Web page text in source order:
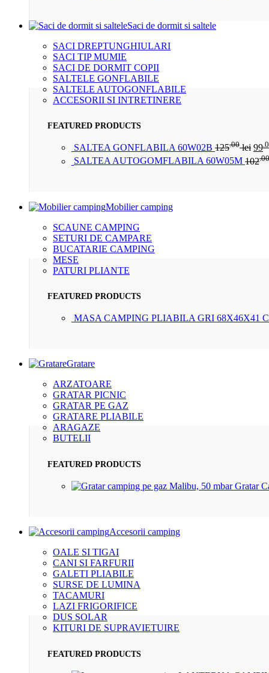
Saci de dormit si saltele
SACI DREPTUNGHIULARI
SACI TIP MUMIE
SACI DE DORMIT COPII
SALTELE GONFLABILE
SALTELE AUTOGONFLABILE
ACCESORII SI INTRETINERE
FEATURED PRODUCTS
SALTEA GONFLABILA 60W02B 125.00 lei 99
SALTEA AUTOGOMFLABILA 60W05M 102.00
Mobilier camping
SCAUNE CAMPING
SETURI DE CAMPARE
BUCATARIE CAMPING
MESE
PATURI PLIANTE
FEATURED PRODUCTS
MASA CAMPING PLIABILA GRI 68X46X41
Gratare
ARZATOARE
GRATAR PICNIC
GRATAR PE GAZ
GRATARE PLIABILE
ARAGAZE
BUTELII
FEATURED PRODUCTS
Gratar
Accesorii camping
OALE SI TIGAI
CANI SI FARFURII
GALETI PLIABILE
SURSE DE LUMINA
TACAMURI
LAZI FRIGORIFICE
DUS SOLAR
KITURI DE SUPRAVIETUIRE
FEATURED PRODUCTS